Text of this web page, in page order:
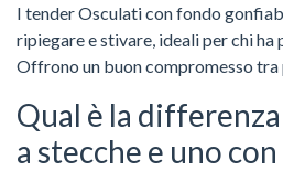
I tender Osculati con fondo
ripiegare e stivare, ideali per chi ha
Offrono un buon compromesso
Qual è la
a stecche e uno